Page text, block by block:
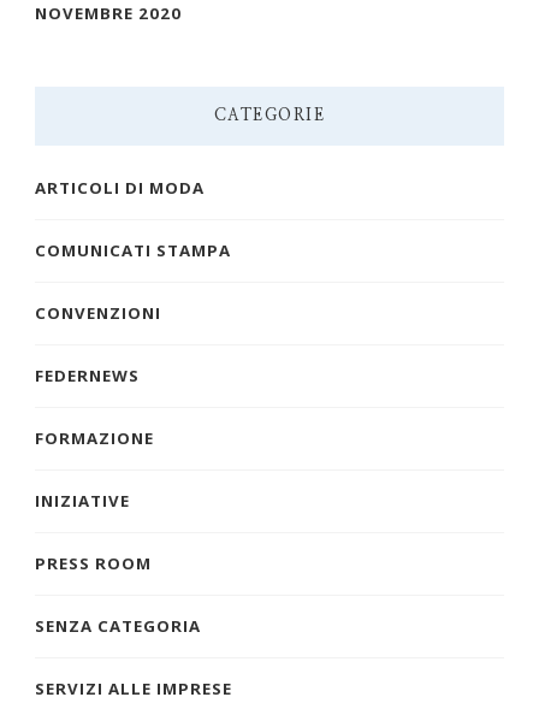
NOVEMBRE 2020
CATEGORIE
ARTICOLI DI MODA
COMUNICATI STAMPA
CONVENZIONI
FEDERNEWS
FORMAZIONE
INIZIATIVE
PRESS ROOM
SENZA CATEGORIA
SERVIZI ALLE IMPRESE